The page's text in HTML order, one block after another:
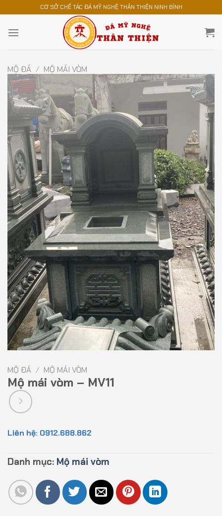
nội
CƠ SỞ CHẾ TÁC ĐÁ MỸ NGHỆ THÂN THIỆN NINH BÌNH
MỘ ĐÁ / MỘ MÁI VÒM
MỘ ĐÁ / MỘ MÁI VÒM
Mộ mái vòm – MV11
Liên hệ: 0912.688.862
Danh mục: Mộ mái vòm